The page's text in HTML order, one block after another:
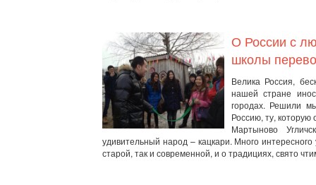
О России с
школы
Велика Россия,
нашей стране
городах. Решили
Россию, ту, которую
Мартыново
удивительный народ – кацкари. Много
старой, так и современной, и о традициях, свято